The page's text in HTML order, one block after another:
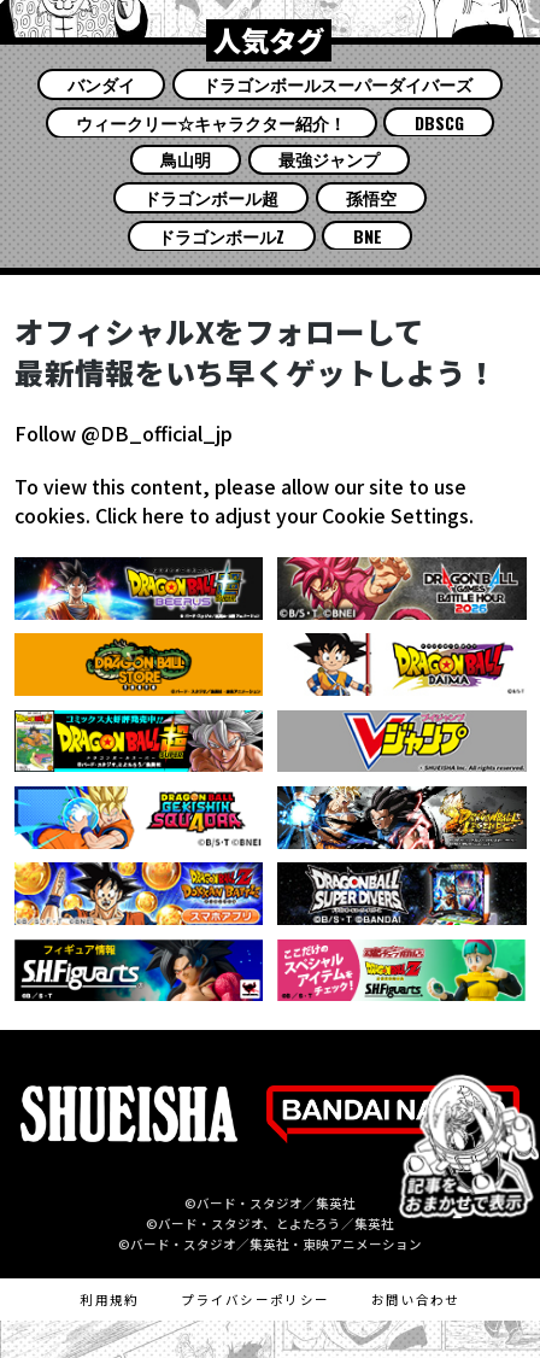
人気タグ
バンダイ
ドラゴンボールスーパーダイバーズ
ウィークリー☆キャラクター紹介！
DBSCG
鳥山明
最強ジャンプ
ドラゴンボール超
孫悟空
ドラゴンボールZ
BNE
オフィシャルXをフォローして
最新情報をいち早くゲットしよう！
Follow @DB_official_jp
To view this content, please allow our site to use
cookies. Click here to adjust your Cookie Settings.
©バード・スタジオ／集英社
©バード・スタジオ、とよたろう／集英社
©バード・スタジオ／集英社・東映アニメーション
利用規約 プライバシーポリシー お問い合わせ